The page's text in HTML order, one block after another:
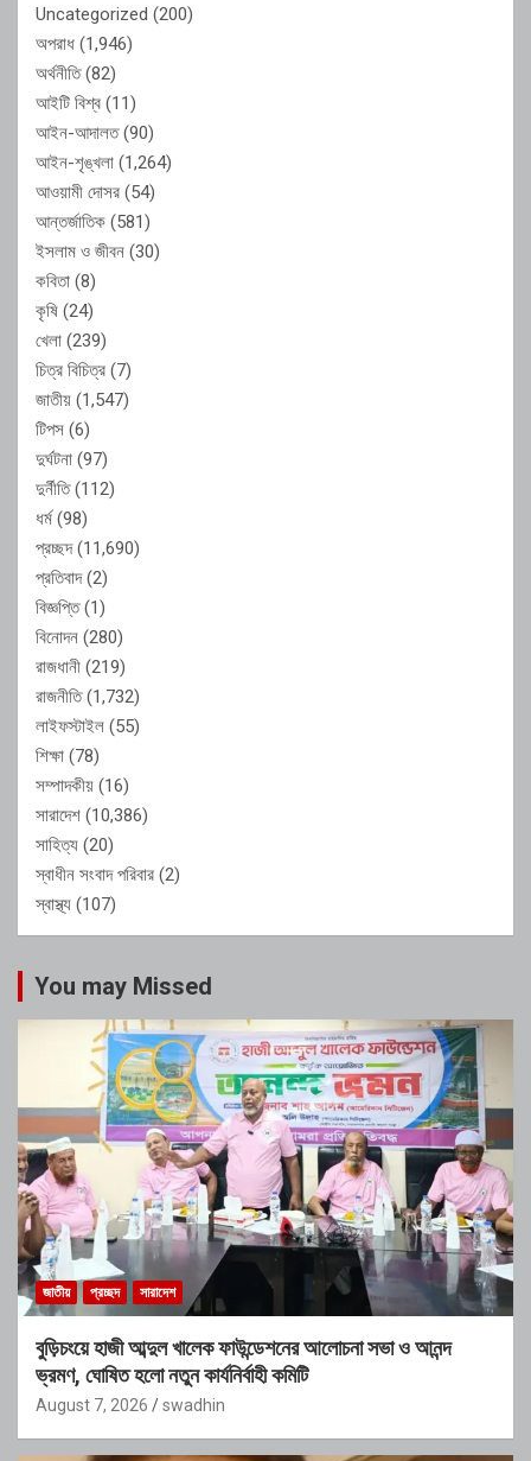
Uncategorized (200)
অপরাধ (1,946)
অর্থনীতি(82)
আইটি বিশ্ব (11)
আইন-আদালত(90)
আইন-শৃঙ্খলা (1,264)
আওয়ামী দোসর (54)
আন্তর্জাতিক (581)
ইসলাম ও জীবন (30)
কবিতা (8)
কৃষি (24)
খেলা (239)
চিত্র বিচিত্র (7)
জাতীয় (1,547)
টিপস (6)
দুর্ঘটনা (97)
দুর্নীতি(112)
ধর্ম(98)
প্রচ্ছদ(11,690)
প্রতিবাদ(2)
বিজ্ঞপ্তি(1)
বিনোদন (280)
রাজধানী (219)
রাজনীতি(1,732)
লাইফস্টাইল (55)
শিক্ষা (78)
সম্পাদকীয় (16)
সারাদেশ (10,386)
সাহিত্য (20)
স্বাধীন সংবাদ পরিবার (2)
স্বাস্থ্য (107)
You may Missed
জাতীয় প্রচ্ছদ সারাদেশ
বুড়িচংয়ে হাজী আব্দুল খালেক ফাউন্ডেশনের আলোচনা সভা ও আনন্দ
ভ্রমণ, ঘোষিত হলো নতুন কার্যনির্বাহী কমিটি
August 7, 2026 swadhin